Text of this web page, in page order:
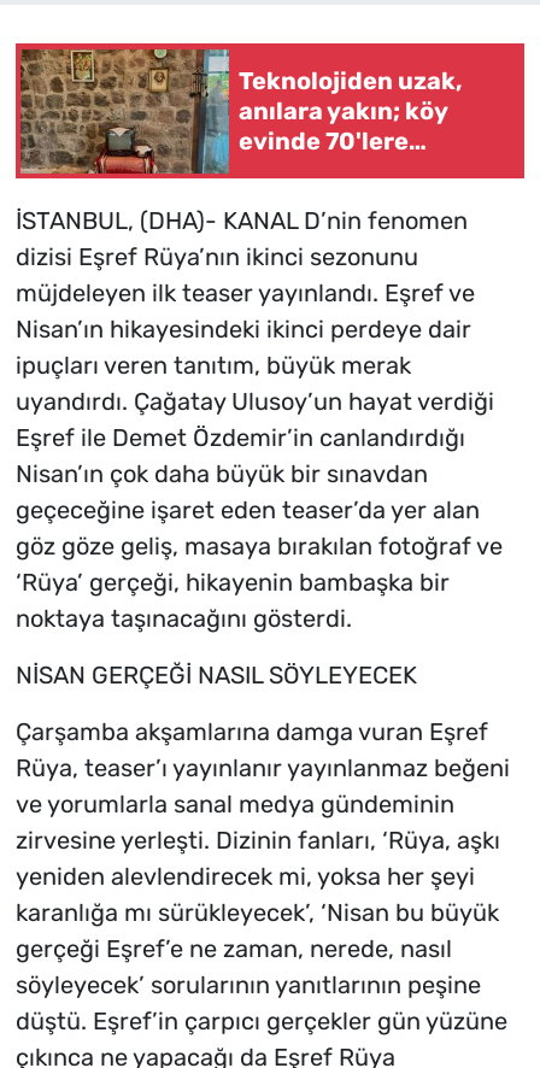
Teknolojiden uzak,
anılara yakın; köy
evinde 70'lere
yolculuk/Ek
İSTANBUL, (DHA)- KANAL D’nin fenomen
dizisi Eşref Rüya’nın ikinci sezonunu
müjdeleyen ilk teaser yayınlandı. Eşref ve
Nisan’ın hikayesindeki ikinci perdeye dair
ipuçları veren tanıtım, büyük merak
uyandırdı. Çağatay Ulusoy’un hayat verdiği
Eşref ile Demet Özdemir’in canlandırdığı
Nisan’ın çok daha büyük bir sınavdan
geçeceğine işaret eden teaser’da yer alan
göz göze geliş, masaya bırakılan fotoğraf ve
‘Rüya’ gerçeği, hikayenin bambaşka bir
noktaya taşınacağını gösterdi.
NİSAN GERÇEĞİ NASIL SÖYLEYECEK
Çarşamba akşamlarına damga vuran Eşref
Rüya, teaser’ı yayınlanır yayınlanmaz beğeni
ve yorumlarla sanal medya gündeminin
zirvesine yerleşti. Dizinin fanları, ‘Rüya, aşkı
yeniden alevlendirecek mi, yoksa her şeyi
karanlığa mı sürükleyecek’, ‘Nisan bu büyük
gerçeği Eşref’e ne zaman, nerede, nasıl
söyleyecek’ sorularının yanıtlarının peşine
düştü. Eşref’in çarpıcı gerçekler gün yüzüne
çıkınca ne yapacağı da Eşref Rüya